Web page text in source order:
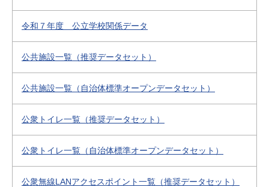
令和７年度 公立学校関係データ
公共施設一覧（推奨データセット）
公共施設一覧（自治体標準オープンデータセット）
公衆トイレ一覧（推奨データセット）
公衆トイレ一覧（自治体標準オープンデータセット）
公衆無線LANアクセスポイント一覧（推奨データセット）